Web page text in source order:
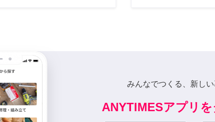
みんなでつくる、新しい
ANYTIMESアプリ